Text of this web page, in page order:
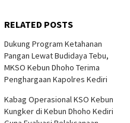
RELATED POSTS
Dukung Program Ketahanan
Pangan Lewat Budidaya Tebu,
MKSO Kebun Dhoho Terima
Penghargaan Kapolres Kediri
Kabag Operasional KSO Kebun
Kungker di Kebun Dhoho Kediri